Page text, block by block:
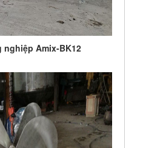
nghiệp Amix-BK12